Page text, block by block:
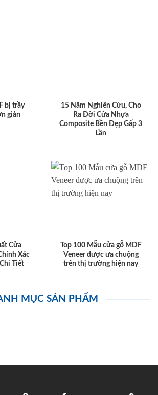
bị trầy
giản
15 Năm Nghiên Cứu, Cho
Ra Đời Cửa Nhựa
Composite Bền Đẹp Gấp 3
Lần
Cửa
Xác
Tiết
Top 100 Mẫu cửa gỗ MDF
Veneer được ưa chuộng
trên thị trường hiện nay
MỤC SẢN PHẨM